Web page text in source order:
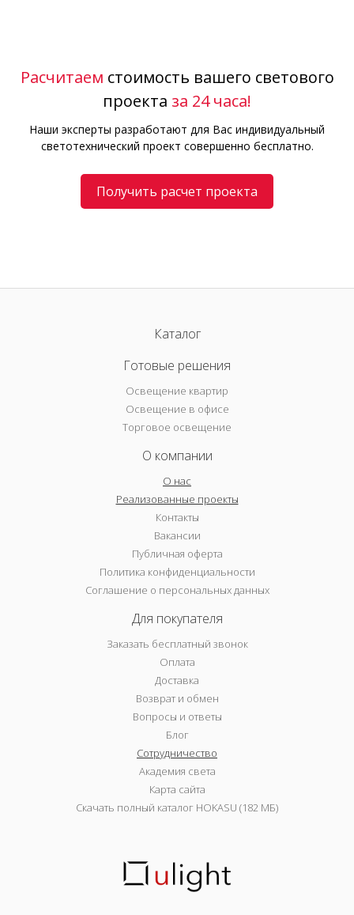
Расчитаем стоимость вашего светового
проекта за 24 часа!
Наши эксперты разработают для Вас индивидуальный
светотехнический проект совершенно бесплатно.
Получить расчет проекта
Каталог
Готовые решения
Освещение квартир
Освещение в офисе
Торговое освещение
О компании
О нас
Реализованные проекты
Контакты
Вакансии
Публичная оферта
Политика конфиденциальности
Соглашение о персональных данных
Для покупателя
Заказать бесплатный звонок
Оплата
Доставка
Возврат и обмен
Вопросы и ответы
Блог
Сотрудничество
Академия света
Карта сайта
Скачать полный каталог HOKASU (182 МБ)